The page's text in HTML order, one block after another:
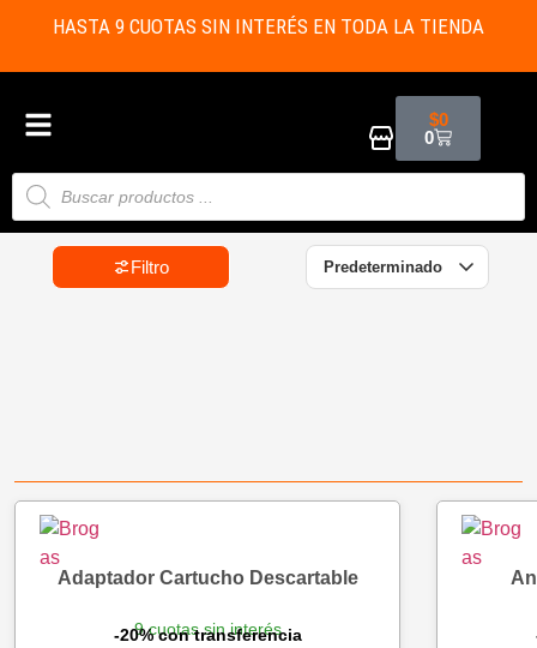
HASTA 9 CUOTAS SIN INTERÉS EN TODA LA TIENDA
$0
0
Filtro
Adaptador Cartucho Descartable
9 cuotas sin interés
-20% con transferencia